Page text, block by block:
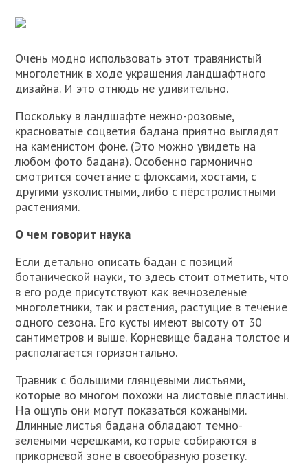
Очень модно использовать этот травянистый
многолетник в ходе украшения ландшафтного
дизайна. И это отнюдь не удивительно.
Поскольку в ландшафте нежно-розовые,
красноватые соцветия бадана приятно выглядят
на каменистом фоне. (Это можно увидеть на
любом фото бадана). Особенно гармонично
смотрится сочетание с флоксами, хостами, с
другими узколистными, либо с пёрстролистными
растениями.
О чем говорит наука
Если детально описать бадан с позиций
ботанической науки, то здесь стоит отметить, что
в его роде присутствуют как вечнозеленые
многолетники, так и растения, растущие в течение
одного сезона. Его кусты имеют высоту от 30
сантиметров и выше. Корневище бадана толстое и
располагается горизонтально.
Травник с большими глянцевыми листьями,
которые во многом похожи на листовые пластины.
На ощупь они могут показаться кожаными.
Длинные листья бадана обладают темно-
зелеными черешками, которые собираются в
прикорневой зоне в своеобразную розетку.